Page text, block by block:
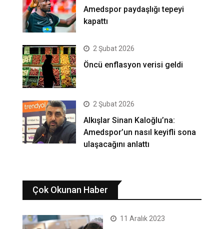
Amedspor paydaşlığı tepeyi
kapattı
2 Şubat 2026
Öncü enflasyon verisi geldi
2 Şubat 2026
Alkışlar Sinan Kaloğlu’na:
Amedspor’un nasıl keyifli sona
ulaşacağını anlattı
Çok Okunan Haber
11 Aralık 2023